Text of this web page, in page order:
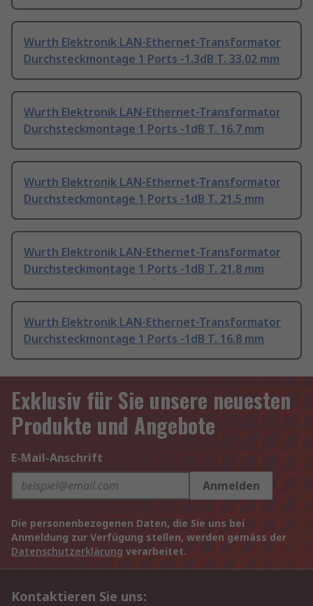
Wurth Elektronik LAN-Ethernet-Transformator
Durchsteckmontage 1 Ports -1.3dB T. 33.02 mm
Wurth Elektronik LAN-Ethernet-Transformator
Durchsteckmontage 1 Ports -1dB T. 16.7 mm
Wurth Elektronik LAN-Ethernet-Transformator
Durchsteckmontage 1 Ports -1dB T. 21.5 mm
Wurth Elektronik LAN-Ethernet-Transformator
Durchsteckmontage 1 Ports -1dB T. 21.8 mm
Wurth Elektronik LAN-Ethernet-Transformator
Durchsteckmontage 1 Ports -1dB T. 16.8 mm
Exklusiv für Sie unsere neuesten
Produkte und Angebote
E-Mail-Anschrift
Anmelden
Die personenbezogenen Daten, die Sie uns bei
Anmeldung zur Verfügung stellen, werden gemäss der
Datenschutzerklärung verarbeitet.
Kontaktieren Sie uns: